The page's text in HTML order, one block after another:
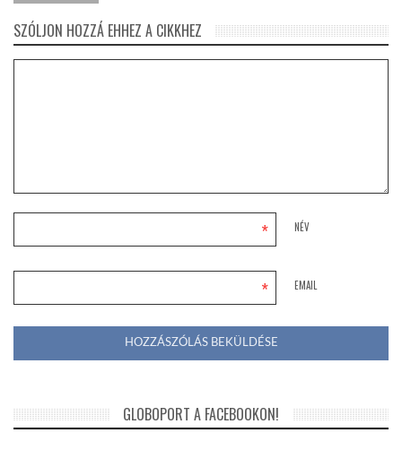
SZÓLJON HOZZÁ EHHEZ A CIKKHEZ
NÉV
*
EMAIL
*
GLOBOPORT A FACEBOOKON!